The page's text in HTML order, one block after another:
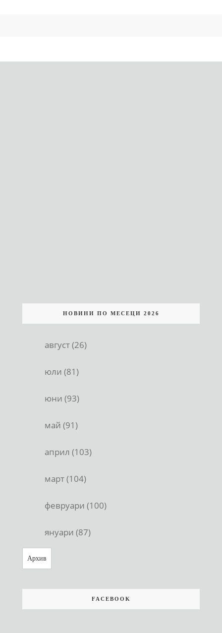
НОВИНИ ПО МЕСЕЦИ 2026
август (26)
юли (81)
юни (93)
май (91)
април (103)
март (104)
февруари (100)
януари (87)
Архив
FACEBOOK